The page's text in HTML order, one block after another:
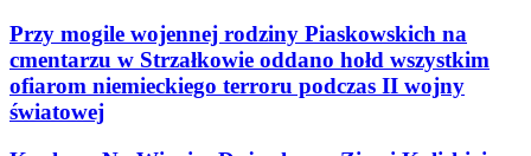
Przy mogile wojennej rodziny Piaskowskich na
cmentarzu w Strzałkowie oddano hołd wszystkim
ofiarom niemieckiego terroru podczas II wojny
światowej